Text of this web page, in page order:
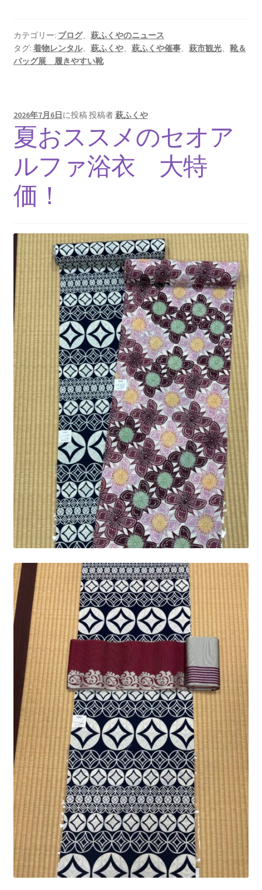
カテゴリー: ブログ、 萩ふくやのニュース
タグ: 着物レンタル、 萩ふくや、 萩ふくや催事、 萩市観光、 靴＆
バッグ展 履きやすい靴
2026年7月6日に投稿投稿者萩ふくや
夏おススメのセオア
ルファ浴衣 大特
価！